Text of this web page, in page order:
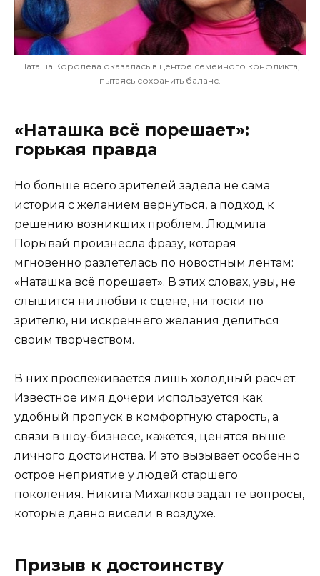
Наташа Королёва оказалась в центре семейного конфликта,
пытаясь сохранить баланс.
«Наташка всё порешает»:
горькая правда
Но больше всего зрителей задела не сама
история с желанием вернуться, а подход к
решению возникших проблем. Людмила
Порывай произнесла фразу, которая
мгновенно разлетелась по новостным лентам:
«Наташка всё порешает». В этих словах, увы, не
слышится ни любви к сцене, ни тоски по
зрителю, ни искреннего желания делиться
своим творчеством.
В них прослеживается лишь холодный расчет.
Известное имя дочери используется как
удобный пропуск в комфортную старость, а
связи в шоу-бизнесе, кажется, ценятся выше
личного достоинства. И это вызывает особенно
острое неприятие у людей старшего
поколения. Никита Михалков задал те вопросы,
которые давно висели в воздухе.
Призыв к достоинству